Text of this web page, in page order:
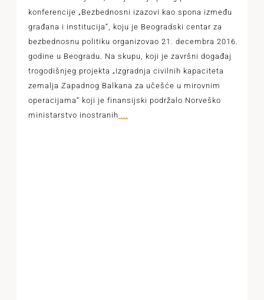
konferencije „Bezbednosni izazovi kao spona između
građana i institucija“, koju je Beogradski centar za
bezbednosnu politiku organizovao 21. decembra 2016.
godine u Beogradu. Na skupu, koji je završni događaj
trogodišnjeg projekta „Izgradnja civilnih kapaciteta
zemalja Zapadnog Balkana za učešće u mirovnim
operacijama“ koji je finansijski podržalo Norveško
ministarstvo inostranih ...